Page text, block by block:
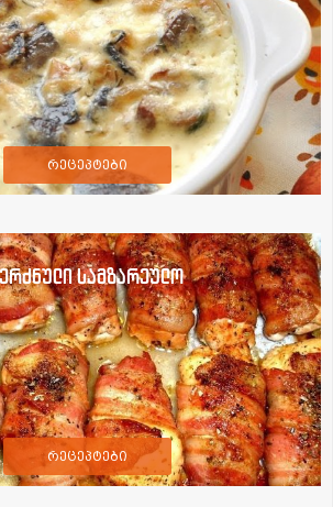
რეცეპტები
სამზარეულო
რეცეპტები